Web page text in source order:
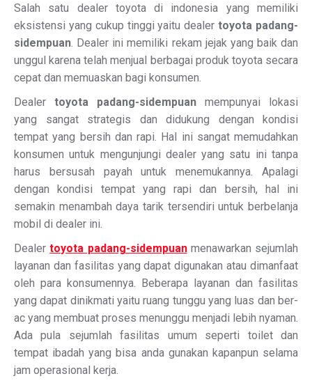
Salah satu dealer toyota di indonesia yang memiliki
eksistensi yang cukup tinggi yaitu dealertoyota padang-
sidempuan . Dealer ini memiliki rekam jejak yang baik dan
unggul karena telah menjual berbagai produk toyota secara
cepat dan memuaskan bagi konsumen.
Dealer toyota padang-sidempuan mempunyai lokasi
yang sangat strategis dan didukung dengan kondisi
tempat yang bersih dan rapi. Hal ini sangat memudahkan
konsumen untuk mengunjungi dealer yang satu ini tanpa
harus bersusah payah untuk menemukannya. Apalagi
dengan kondisi tempat yang rapi dan bersih, hal ini
semakin menambah daya tarik tersendiri untuk berbelanja
mobil di dealer ini.
Dealertoyota padang-sidempuanmenawarkan sejumlah
layanan dan fasilitas yang dapat digunakan atau dimanfaat
oleh para konsumennya. Beberapa layanan dan fasilitas
yang dapat dinikmati yaitu ruang tunggu yang luas dan ber-
ac yang membuat proses menunggu menjadi lebih nyaman.
Ada pula sejumlah fasilitas umum seperti toilet dan
tempat ibadah yang bisa anda gunakan kapanpun selama
jam operasional kerja.